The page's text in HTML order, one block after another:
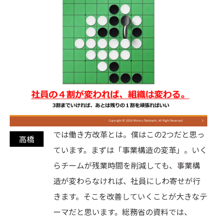
では働き方改革とは。僕はこの2つだと思っ
ています。まずは「事業構造の変革」。いく
らチームが残業時間を削減しても、事業構
造が変わらなければ、社員にしわ寄せが行
きます。そこを改善していくことが大きなテ
ーマだと思います。総務省の資料では、